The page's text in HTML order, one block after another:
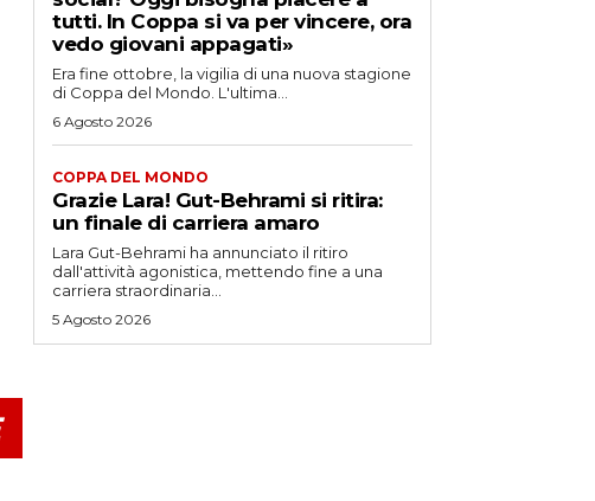
tutti. In Coppa si va per vincere, ora
vedo giovani appagati»
Era fine ottobre, la vigilia di una nuova stagione
di Coppa del Mondo. L'ultima...
6 Agosto 2026
COPPA DEL MONDO
Grazie Lara! Gut-Behrami si ritira:
un finale di carriera amaro
Lara Gut-Behrami ha annunciato il ritiro
dall'attività agonistica, mettendo fine a una
carriera straordinaria...
5 Agosto 2026